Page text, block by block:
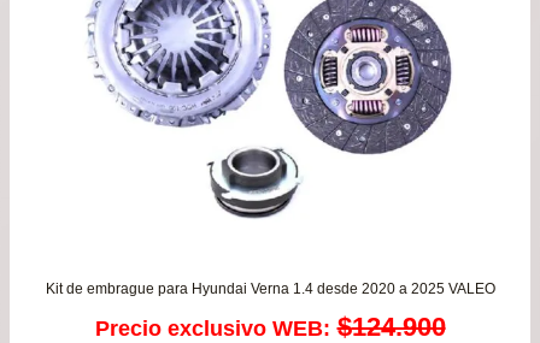
Kit de embrague para Hyundai Verna 1.4 desde 2020 a 2025 VALEO
Precio exclusivo WEB: $124.900